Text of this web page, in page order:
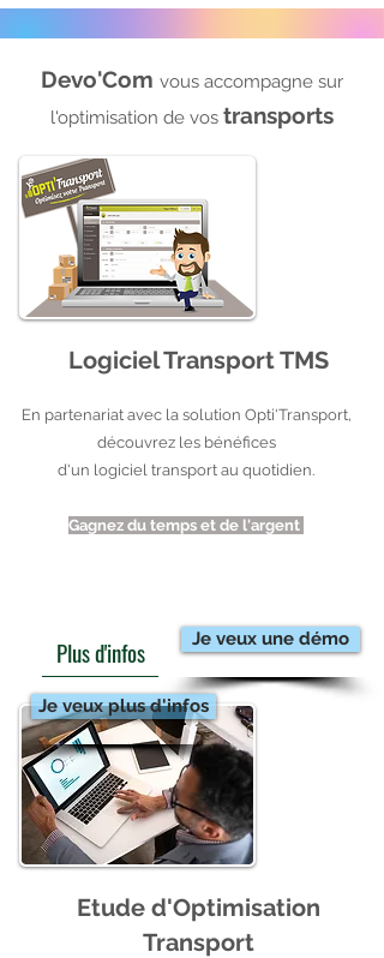
Devo'Com vous accompagne sur
l'optimisation de vos transports
Logiciel Transport TMS
En partenariat avec la solution Opti'Transport,
découvrez les bénéfices
d'un logiciel transport au quotidien.
Gagnez du temps et de l'argent
Etude d'Optimisation
Transport
Plus d'infos Je veux une démo
Je veux plus d'infos